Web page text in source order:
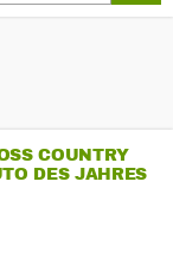
COUNTRY
DES JAHRES